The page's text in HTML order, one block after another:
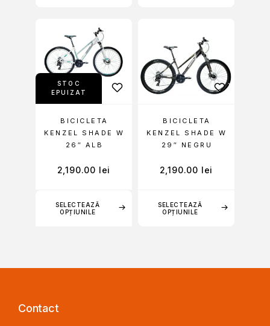
STOC
EPUIZAT
SELECTEAZĂ
OPȚIUNILE
BICICLETA
KENZEL SHADE W
26″ ALB
2,190.00 lei
SELECTEAZĂ
OPȚIUNILE
BICICLETA
KENZEL SHADE W
29″ NEGRU
2,190.00 lei
Contact